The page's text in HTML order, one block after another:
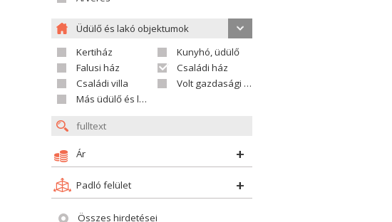
Üdülő és lakó objektumok
Kertiház
Kunyhó, üdülő
Falusi ház
Családi ház
Családi villa
Volt gazdasági település
Más üdülő és lakó objektumok
Ár
Padló felület
Összes hirdetései